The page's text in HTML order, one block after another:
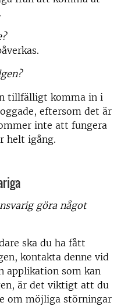
tillfälligt komma in i
eftersom det är
inte att fungera
helt igång.
göra något
ska du ha fått
kontakta denne vid
applikation som kan
är det viktigt att du
om möjliga störningar